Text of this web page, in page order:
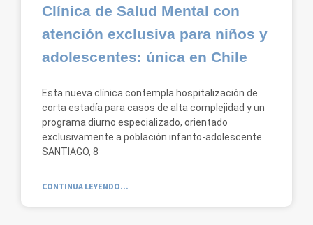
Clínica de Salud Mental con
atención exclusiva para niños y
adolescentes: única en Chile
Esta nueva clínica contempla hospitalización de
corta estadía para casos de alta complejidad y un
programa diurno especializado, orientado
exclusivamente a población infanto-adolescente.
SANTIAGO, 8
CONTINUA LEYENDO...